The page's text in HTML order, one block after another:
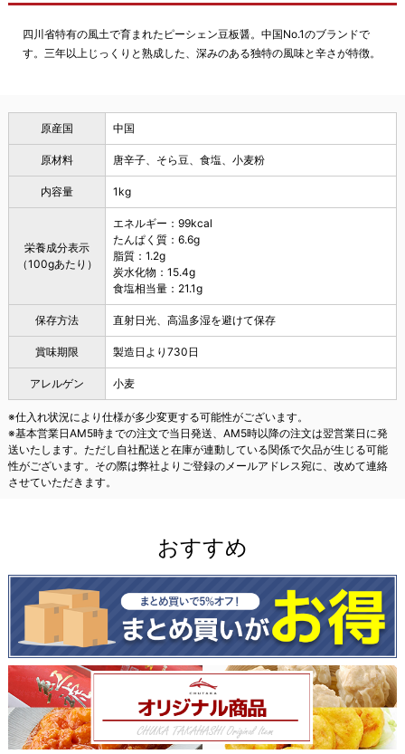
四川省特有の風土で育まれたピーシェン豆板醤。中国No.1のブランドで
す。三年以上じっくりと熟成した、深みのある独特の風味と辛さが特徴。
原産国 中国
原材料 唐辛子、そら豆、食塩、小麦粉
内容量 1kg
栄養成分表示
（100gあたり）
エネルギー：99kcal
たんぱく質：6.6g
脂質：1.2g
炭水化物：15.4g
食塩相当量：21.1g
保存方法 直射日光、高温多湿を避けて保存
賞味期限 製造日より730日
アレルゲン 小麦
※仕入れ状況により仕様が多少変更する可能性がございます。
※基本営業日AM5時までの注文で当日発送、AM5時以降の注文は翌営業日に発
送いたします。ただし自社配送と在庫が連動している関係で欠品が生じる可能
性がございます。その際は弊社よりご登録のメールアドレス宛に、改めて連絡
させていただきます。
おすすめ